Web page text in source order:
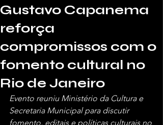
Gustavo Capanema
reforça
compromissos com o
fomento cultural no
Rio de Janeiro
Evento reuniu Ministério da Cultura e
Secretaria Municipal para discutir
fomento, editais e políticas culturais no